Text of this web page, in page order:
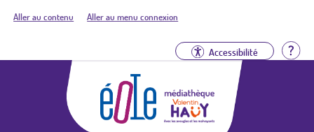
Aller au contenu Aller au menu connexion
Accessibilité